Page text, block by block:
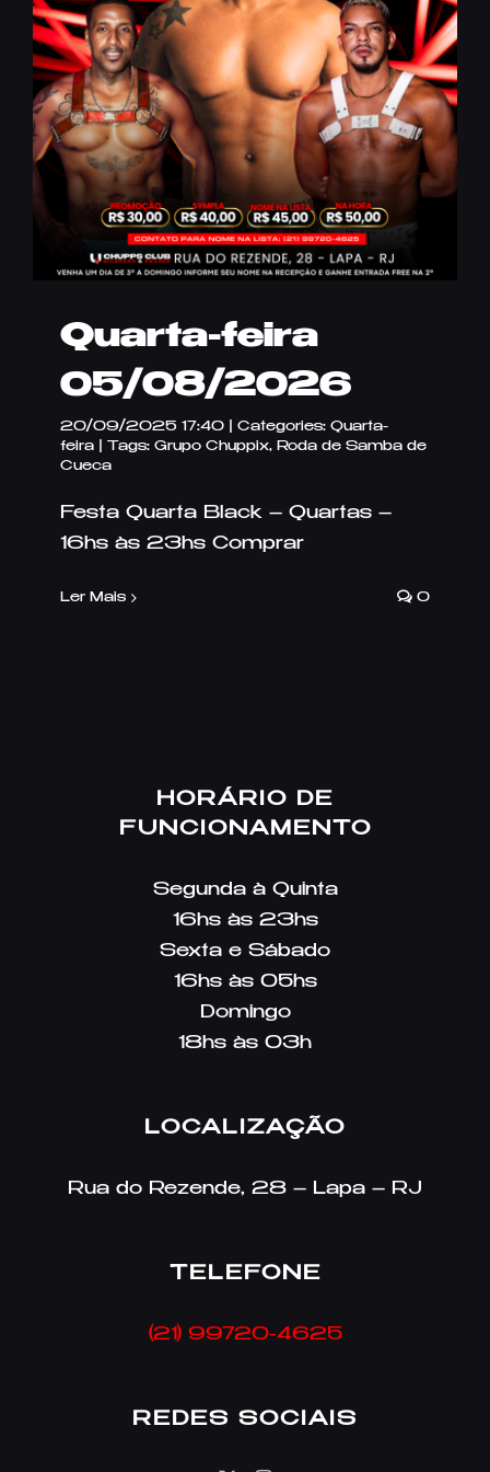
Quarta-feira
05/08/2026
20/09/2025 17:40 Categories: Quarta-
feira
Tags: Grupo Chuppix, Roda de Samba de
Cueca
Festa Quarta Black – Quartas –
16hs às 23hs Comprar
Ler Mais 0
HORÁRIO DE
FUNCIONAMENTO
Segunda à Quinta
16hs às 23hs
Sexta e Sábado
16hs às 05hs
Domingo
18hs às 03h
LOCALIZAÇÃO
Rua do Rezende, 28 – Lapa – RJ
TELEFONE
(21) 99720-4625
REDES SOCIAIS